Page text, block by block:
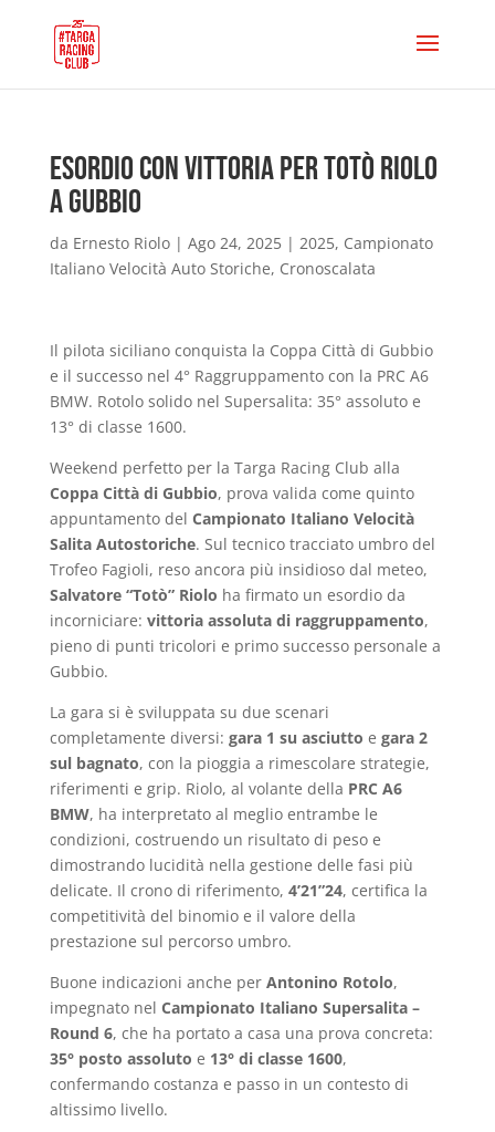
Esordio con vittoria per Totò Riolo
a Gubbio
da Ernesto Riolo| Ago 24, 2025| 2025, Campionato
Italiano Velocità Auto Storiche, Cronoscalata
Il pilota siciliano conquista la Coppa Città di Gubbio
e il successo nel 4° Raggruppamento con la PRC A6
BMW. Rotolo solido nel Supersalita: 35° assoluto e
13° di classe 1600.
Weekend perfetto per la Targa Racing Club alla
Coppa Città di Gubbio, prova valida come quinto
appuntamento del Campionato Italiano Velocità
Salita Autostoriche. Sul tecnico tracciato umbro del
Trofeo Fagioli, reso ancora più insidioso dal meteo,
Salvatore “Totò” Riolo ha firmato un esordio da
incorniciare: vittoria assoluta di raggruppamento,
pieno di punti tricolori e primo successo personale a
Gubbio.
La gara si è sviluppata su due scenari
completamente diversi: gara 1 su asciutto e gara 2
sul bagnato, con la pioggia a rimescolare strategie,
riferimenti e grip. Riolo, al volante della PRC A6
BMW, ha interpretato al meglio entrambe le
condizioni, costruendo un risultato di peso e
dimostrando lucidità nella gestione delle fasi più
delicate. Il crono di riferimento, 4’21”24, certifica la
competitività del binomio e il valore della
prestazione sul percorso umbro.
Buone indicazioni anche per Antonino Rotolo,
impegnato nel Campionato Italiano Supersalita –
Round 6, che ha portato a casa una prova concreta:
35° posto assoluto e 13° di classe 1600,
confermando costanza e passo in un contesto di
altissimo livello.